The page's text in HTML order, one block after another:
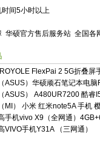
时间5小时以上
华硕官方售后服务站 全国
FlexPai 2 5G折叠屏
ASUS）华硕顽石笔记本电
ASUS） A480UR7200 酷睿
MI） 小米 红米note5A 手机
手机vivo X9（全网通）
VIVO手机Y31A （三网通）